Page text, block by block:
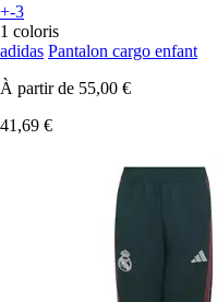
+-3
1 coloris
adidas Pantalon cargo enfant
À partir de 55,00 €
41,69 €